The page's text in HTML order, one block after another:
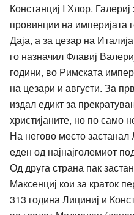
Констанциј I Хлор.
провинции на империјата
Даја, а за цезар на
го назначил Флавиј
години, во Римската
на цезари и августи. За
издал едикт за
христијаните, но по само
На негово место застанал
еден од најнајголемиот
Од друга страна пак
Максенциј кои за краток
313 година Лициниј и